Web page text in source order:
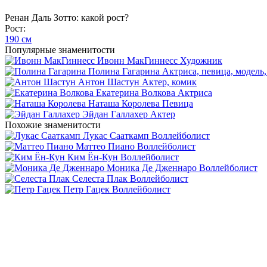
Ренан Даль Зотто: какой рост?
Рост:
190 см
Популярные знаменитости
Ивонн МакГиннесс Художник
Полина Гагарина Актриса, певица,
Антон Шастун Актер, комик
Екатерина Волкова Актриса
Наташа Королева Певица
Эйдан Галлахер Актер
Похожие знаменитости
Лукас Сааткамп Воллейболист
Маттео Пиано Воллейболист
Ким Ён-Кун Воллейболист
Моника Де Дженнаро Воллейболист
Селеста Плак Воллейболист
Петр Гацек Воллейболист